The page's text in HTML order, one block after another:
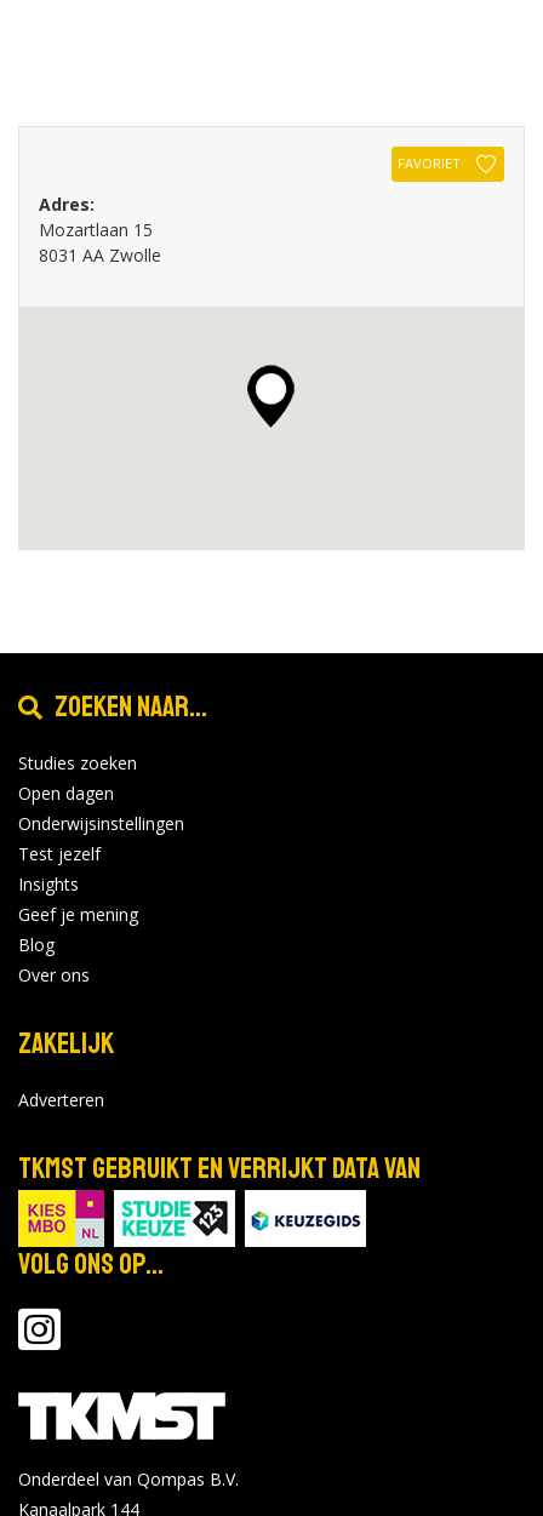
FAVORIET
Adres:
Mozartlaan 15
8031 AA Zwolle
Zoeken naar...
Studies zoeken
Open dagen
Onderwijsinstellingen
Test jezelf
Insights
Geef je mening
Blog
Over ons
Zakelijk
Adverteren
TKMST gebruikt en verrijkt data van
Volg ons op...
Onderdeel van Qompas B.V.
Kanaalpark 144